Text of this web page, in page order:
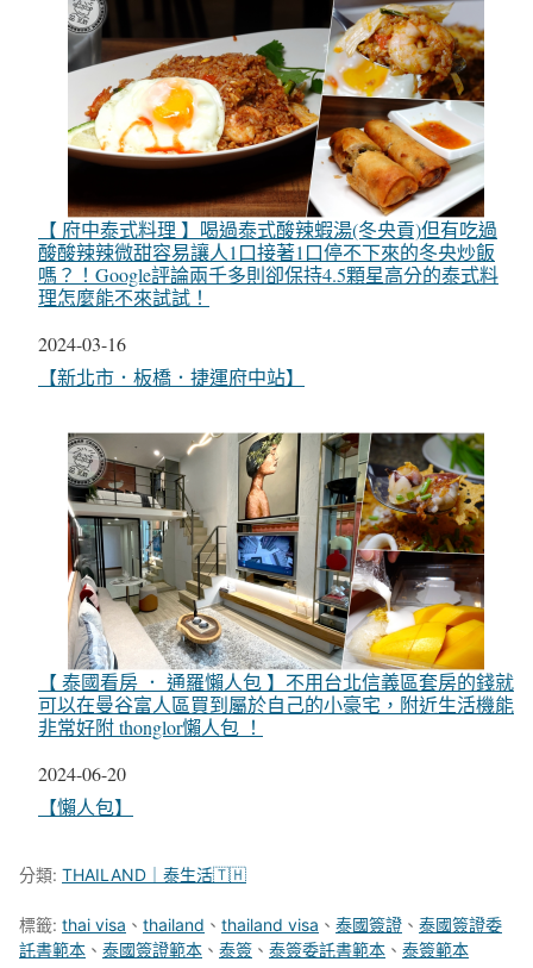
【 府中泰式料理 】喝過泰式酸辣蝦湯(冬央貢)但有吃過
酸酸辣辣微甜容易讓人1口接著1口停不下來的冬央炒飯
嗎？！Google評論兩千多則卻保持4.5顆星高分的泰式料
理怎麼能不來試試！
日期
2024-03-16
關於
【新北市．板橋．捷運府中站】
【 泰國看房 ． 通羅懶人包 】不用台北信義區套房的錢就
可以在曼谷富人區買到屬於自己的小豪宅，附近生活機能
非常好附 thonglor懶人包 ！
日期
2024-06-20
關於
【懶人包】
分類: THAILAND｜泰生活🇹🇭
標籤: thai visa 、 thailand 、 thailand visa 、 泰國簽證 、 泰國簽證委
託書範本 、 泰國簽證範本 、 泰簽 、 泰簽委託書範本 、 泰簽範本